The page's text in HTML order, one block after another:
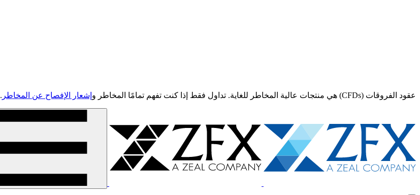
عقود الفروقات (CFDs) هي منتجات عالية المخاطر للغاية. تداول فقط إذا كنت تفهم تمامًا المخاطر و إشعار الإفصاح عن المخاطر .